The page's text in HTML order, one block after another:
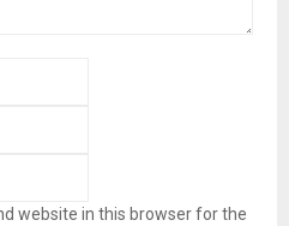
website in this browser for the